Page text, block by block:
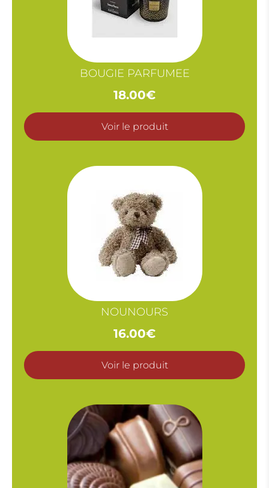
BOUGIE PARFUMEE
18.00€
Voir le produit
NOUNOURS
16.00€
Voir le produit